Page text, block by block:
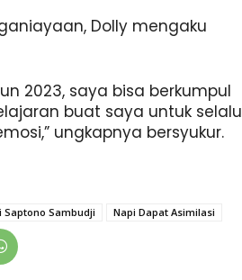
Dolly mengaku
2023, saya bisa berkumpul
buat saya untuk selalu
ungkapnya bersyukur.
Sambudji Napi Dapat Asimilasi